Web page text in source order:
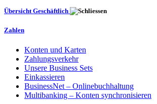
Übersicht Geschäftlich
Zahlen
Konten und Karten
Zahlungsverkehr
Unsere Business Sets
Einkassieren
BusinessNet – Onlinebuchhaltung
Multibanking – Konten synchronisieren